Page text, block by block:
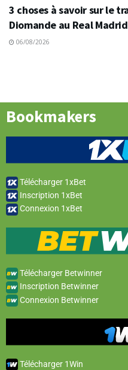
3 choses à savoir sur le
Diomande au Real Madrid
06/08/2026
Bookmakers
Télécharger 1xBet
Inscription 1xBet
Connexion 1xBet
Télécharger Betwinner
Inscription Betwinner
Connexion Betwinner
Télécharger 1Win